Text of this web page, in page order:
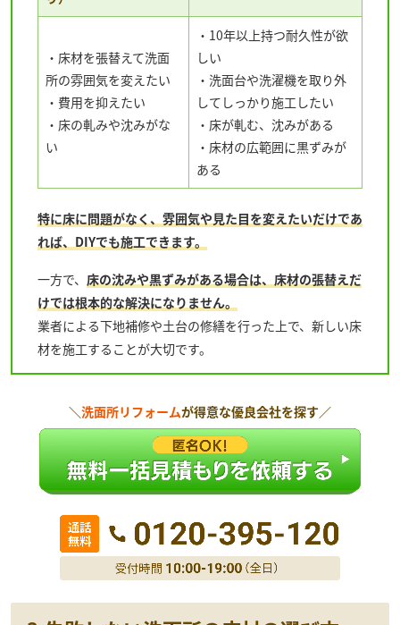
・床材を張替えて洗面
所の雰囲気を変えたい
・費用を抑えたい
・床の軋みや沈みがな
い
・10年以上持つ耐久性が欲
しい
・洗面台や洗濯機を取り外
してしっかり施工したい
・床が軋む、沈みがある
・床材の広範囲に黒ずみが
ある
特に床に問題がなく、雰囲気や見た目を変えたいだけであ
れば、DIYでも施工できます。
一方で、 床の沈みや黒ずみがある場合は、床材の張替えだ
けでは根本的な解決になりません。
業者による下地補修や土台の修繕を行った上で、新しい床
材を施工することが大切です。
＼洗面所リフォームが得意な優良会社を探す／